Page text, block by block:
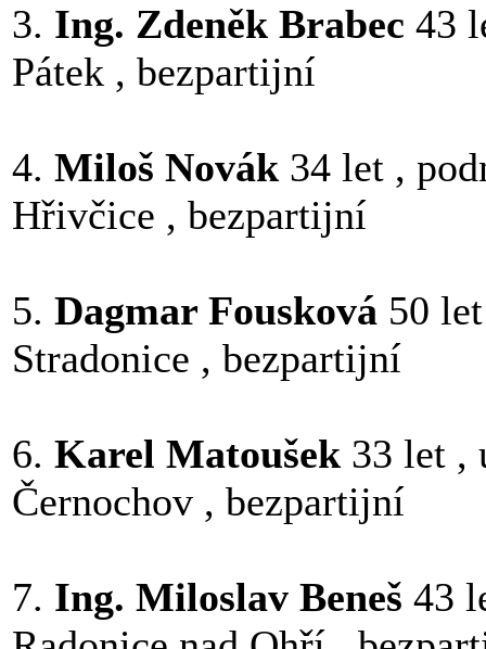
3. Ing. Zdeněk Brabec 43
Pátek , bezpartijní
4. Miloš Novák 34 let ,
Hřivčice , bezpartijní
5. Dagmar Fousková 50
Stradonice , bezpartijní
6. Karel Matoušek 33 let ,
Černochov , bezpartijní
7. Ing. Miloslav Beneš 43